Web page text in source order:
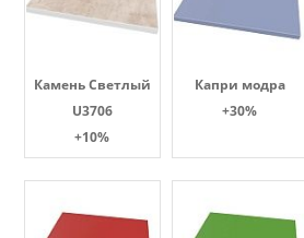
Камень Светлый
U3706
+10%
Капри модра
+30%